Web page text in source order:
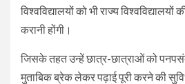
विश्वविद्यालयों को भी राज्य
करानी होंगी।
जिसके तहत उन्हें छात्र-छात्राओं को
मुताबिक ब्रेक लेकर पढ़ाई पूरी करने की